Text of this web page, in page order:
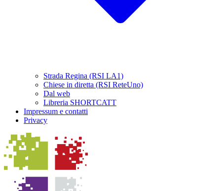
Strada Regina (RSI LA1)
Chiese in diretta (RSI ReteUno)
Dal web
Libreria SHORTCATT
Impressum e contatti
Privacy